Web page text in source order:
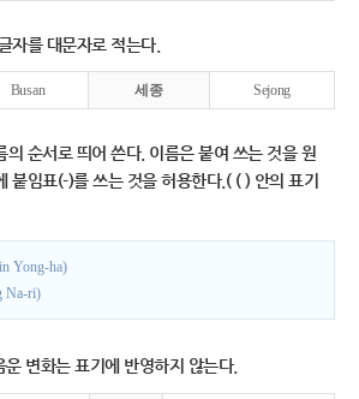
자를 대문자로 적는다.
Busan 세종 Sejong
의 순서로 띄어 쓴다. 이름은 붙여 쓰는 것을 원
붙임표(-)를 쓰는 것을 허용한다.( ( ) 안의 표기
Yong-ha)
Na-ri)
변화는 표기에 반영하지 않는다.